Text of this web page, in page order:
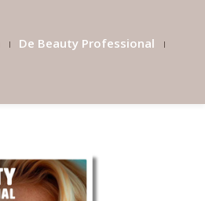
De Beauty Professional